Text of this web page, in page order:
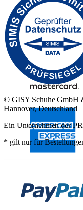
© GISY Schuhe GmbH
Hannover, Deutschland |
Ein Unternehmen der
* gilt nur für